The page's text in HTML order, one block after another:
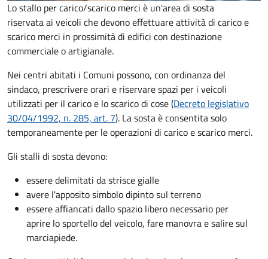
Lo stallo per carico/scarico merci è un'area di sosta
riservata ai veicoli che devono effettuare attività di carico e
scarico merci in prossimità di edifici con destinazione
commerciale o artigianale.
Nei centri abitati i Comuni possono, con ordinanza del
sindaco, prescrivere orari e riservare spazi per i veicoli
utilizzati per il carico e lo scarico di cose (Decreto legislativo
30/04/1992, n. 285, art. 7). La sosta è consentita solo
temporaneamente per le operazioni di carico e scarico merci.
Gli stalli di sosta devono:
essere delimitati da strisce gialle
avere l'apposito simbolo dipinto sul terreno
essere affiancati dallo spazio libero necessario per
aprire lo sportello del veicolo, fare manovra e salire sul
marciapiede.